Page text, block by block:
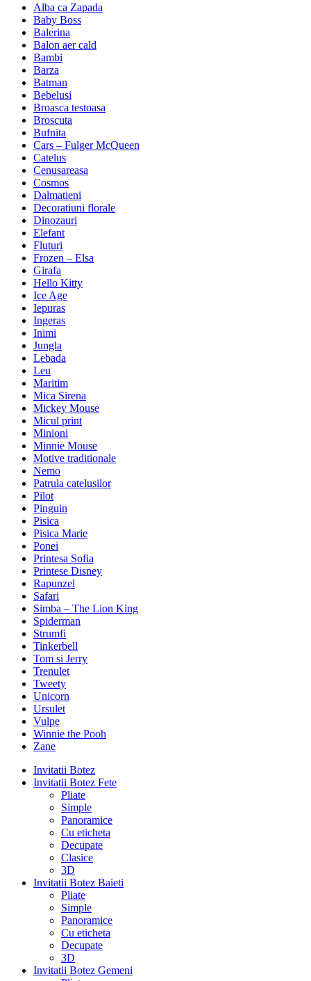
Alba ca Zapada
Baby Boss
Balerina
Balon aer cald
Bambi
Barza
Batman
Bebelusi
Broasca testoasa
Broscuta
Bufnita
Cars – Fulger McQueen
Catelus
Cenusareasa
Cosmos
Dalmatieni
Decoratiuni florale
Dinozauri
Elefant
Fluturi
Frozen – Elsa
Girafa
Hello Kitty
Ice Age
Iepuras
Ingeras
Inimi
Jungla
Lebada
Leu
Maritim
Mica Sirena
Mickey Mouse
Micul print
Minioni
Minnie Mouse
Motive traditionale
Nemo
Patrula catelusilor
Pilot
Pinguin
Pisica
Pisica Marie
Ponei
Printesa Sofia
Printese Disney
Rapunzel
Safari
Simba – The Lion King
Spiderman
Strumfi
Tinkerbell
Tom si Jerry
Trenulet
Tweety
Unicorn
Ursulet
Vulpe
Winnie the Pooh
Zane
Invitatii Botez
Invitatii Botez Fete
Pliate
Simple
Panoramice
Cu eticheta
Decupate
Clasice
3D
Invitatii Botez Baieti
Pliate
Simple
Panoramice
Cu eticheta
Decupate
3D
Invitatii Botez Gemeni